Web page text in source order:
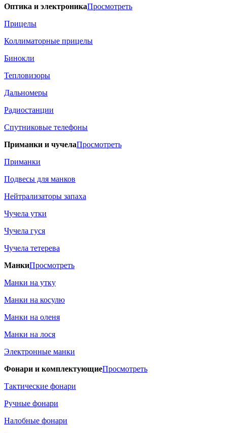
Оптика и электроникаПросмотреть
Прицелы
Коллиматорные прицелы
Бинокли
Тепловизоры
Дальномеры
Радиостанции
Спутниковые телефоны
Приманки и чучелаПросмотреть
Приманки
Подвесы для манков
Нейтрализаторы запаха
Чучела утки
Чучела гуся
Чучела тетерева
МанкиПросмотреть
Манки на утку
Манки на косулю
Манки на оленя
Манки на лося
Электронные манки
Фонари и комплектующиеПросмотреть
Тактические фонари
Ручные фонари
Налобные фонари